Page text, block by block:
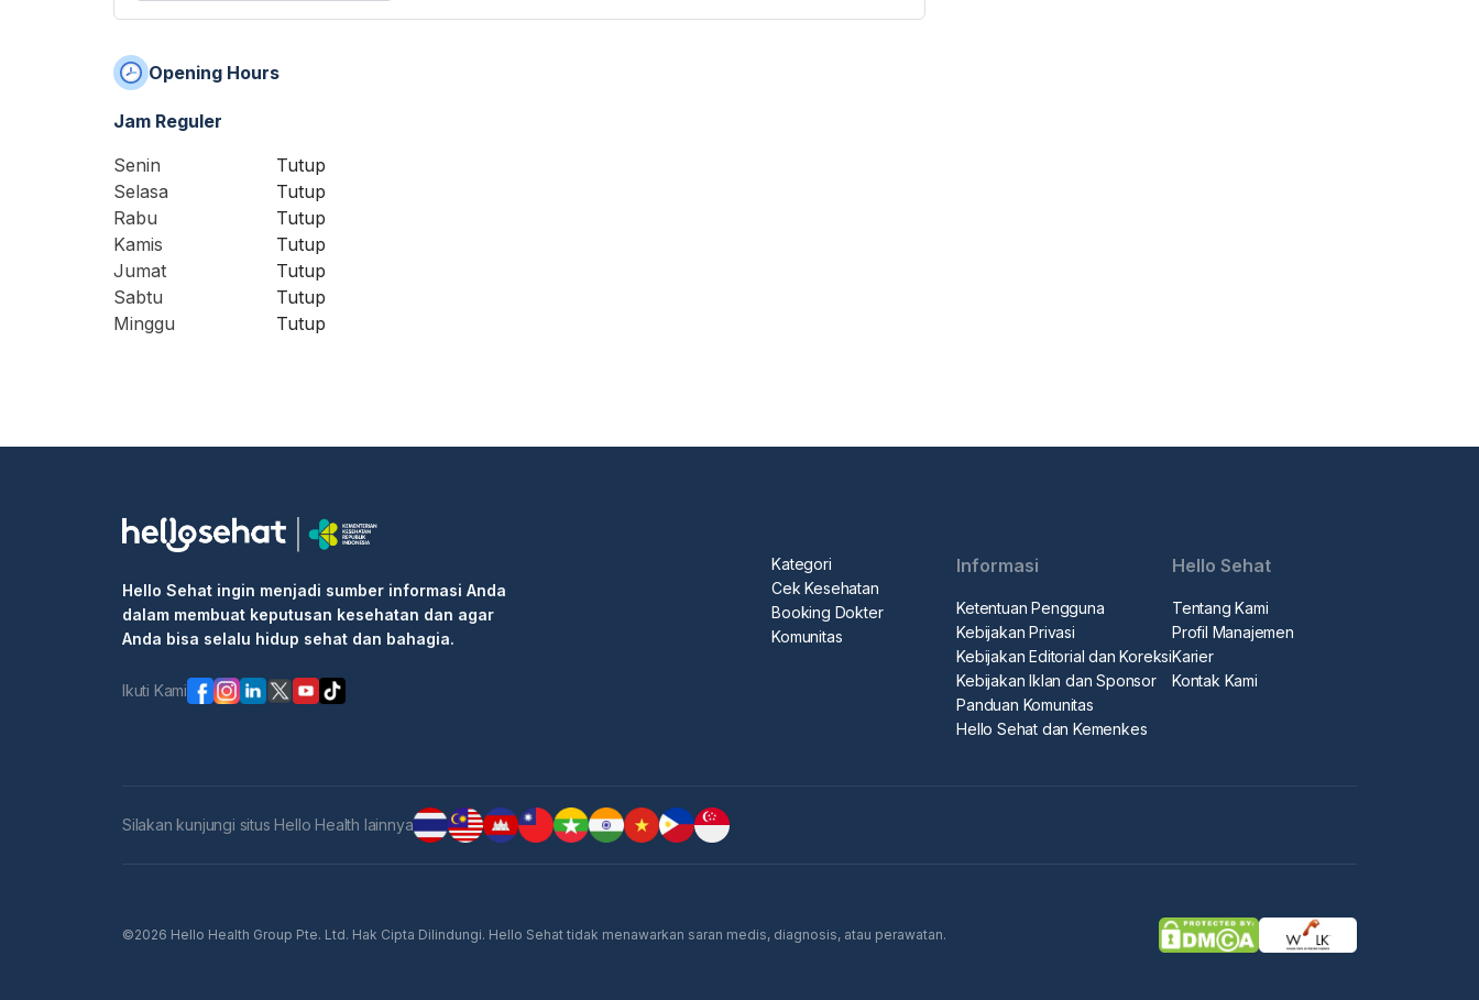
Opening Hours
Jam Reguler
Senin
Tutup
Selasa
Tutup
Rabu
Tutup
Kamis
Tutup
Jumat
Tutup
Sabtu
Tutup
Minggu
Tutup
Hello Sehat ingin menjadi sumber informasi Anda
dalam membuat keputusan kesehatan dan agar
Anda bisa selalu hidup sehat dan bahagia.
Ikuti Kami
Kategori
Cek Kesehatan
Booking Dokter
Komunitas
Informasi
Ketentuan Pengguna
Kebijakan Privasi
Kebijakan Editorial dan Koreksi
Kebijakan Iklan dan Sponsor
Panduan Komunitas
Hello Sehat dan Kemenkes
Hello Sehat
Tentang Kami
Profil Manajemen
Karier
Kontak Kami
Silakan kunjungi situs Hello Health lainnya
©2026 Hello Health Group Pte. Ltd. Hak Cipta Dilindungi. Hello Sehat tidak menawarkan saran medis, diagnosis, atau perawatan.